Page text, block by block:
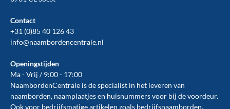
Contact
+31 (0)85 40 126 43
info@naambordencentrale.nl
Openingstijden
Ma - Vrij / 9:00 - 17:00
NaambordenCentrale is de specialist in het leveren van
naamborden, naamplaatjes en huisnummers voor bij devoordeur.
Ook voor bedrijfsmatige artikelen zoals bedrijfsnaamborden,